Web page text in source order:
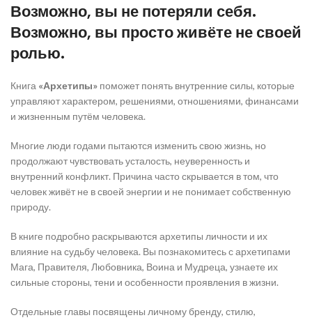
Возможно, вы не потеряли себя.
Возможно, вы просто живёте не своей
ролью.
Книга «Архетипы» поможет понять внутренние силы, которые
управляют характером, решениями, отношениями, финансами
и жизненным путём человека.
Многие люди годами пытаются изменить свою жизнь, но
продолжают чувствовать усталость, неуверенность и
внутренний конфликт. Причина часто скрывается в том, что
человек живёт не в своей энергии и не понимает собственную
природу.
В книге подробно раскрываются архетипы личности и их
влияние на судьбу человека. Вы познакомитесь с архетипами
Мага, Правителя, Любовника, Воина и Мудреца, узнаете их
сильные стороны, тени и особенности проявления в жизни.
Отдельные главы посвящены личному бренду, стилю,